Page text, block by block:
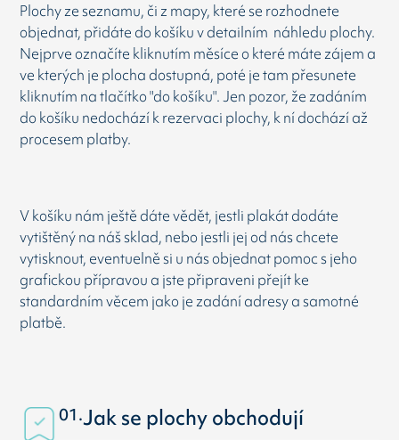
Plochy ze seznamu, či z mapy, které se rozhodnete
objednat, přidáte do košíku v detailním náhledu plochy.
Nejprve označíte kliknutím měsíce o které máte zájem a
ve kterých je plocha dostupná, poté je tam přesunete
kliknutím na tlačítko "do košíku". Jen pozor, že zadáním
do košíku nedochází k rezervaci plochy, k ní dochází až
procesem platby.
V košíku nám ještě dáte vědět, jestli plakát dodáte
vytištěný na náš sklad, nebo jestli jej od nás chcete
vytisknout, eventuelně si u nás objednat pomoc s jeho
grafickou přípravou a jste připraveni přejít ke
standardním věcem jako je zadání adresy a samotné
platbě.
01.Jak se plochy obchodují